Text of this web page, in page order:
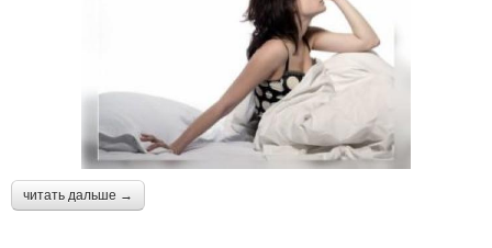
читать дальше →